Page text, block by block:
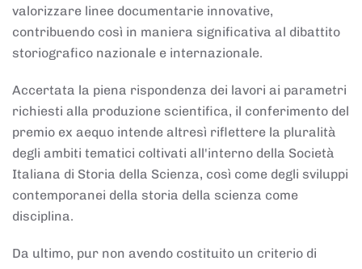
valorizzare linee documentarie innovative,
contribuendo così in maniera significativa al dibattito
storiografico nazionale e internazionale.
Accertata la piena rispondenza dei lavori ai parametri
richiesti alla produzione scientifica, il conferimento del
premio ex aequo intende altresì riflettere la pluralità
degli ambiti tematici coltivati all'interno della Società
Italiana di Storia della Scienza, così come degli sviluppi
contemporanei della storia della scienza come
disciplina.
Da ultimo, pur non avendo costituito un criterio di